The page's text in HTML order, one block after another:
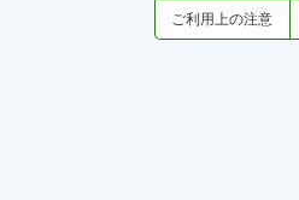
ご利用上の注意